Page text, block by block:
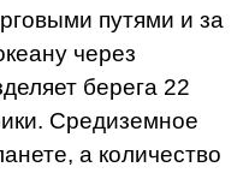
путями и за
через
берега 22
Средиземное
а количество